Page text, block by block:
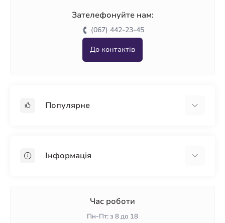
Зателефонуйте нам:
(067) 442-23-45
До контактів
Популярне
ПінопластІнформація
Час роботи
Пн-Пт: з 8 до 18